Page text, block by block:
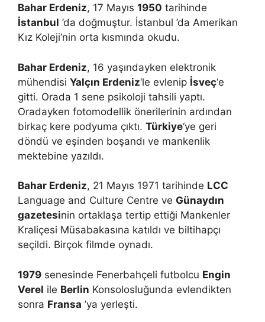
Bahar Erdeniz, 17 Mayıs 1950 tarihinde
İstanbul ’da doğmuştur. İstanbul ’da Amerikan
Kız Koleji’nin orta kısmında okudu.
Bahar Erdeniz, 16 yaşındayken elektronik
mühendisi Yalçın Erdeniz‘le evlenip İsveç‘e
gitti. Orada 1 sene psikoloji tahsili yaptı.
Oradayken fotomodellik önerilerinin ardından
birkaç kere podyuma çıktı. Türkiye‘ye geri
döndü ve eşinden boşandı ve mankenlik
mektebine yazıldı.
Bahar Erdeniz, 21 Mayıs 1971 tarihinde LCC
Language and Culture Centre ve Günaydın
gazetesinin ortaklaşa tertip ettiği Mankenler
Kraliçesi Müsabakasına katıldı ve biltihapçı
seçildi. Birçok filmde oynadı.
1979 senesinde Fenerbahçeli futbolcu Engin
Verel ile Berlin Konsolosluğunda evlendikten
sonra Fransa ’ya yerleşti.